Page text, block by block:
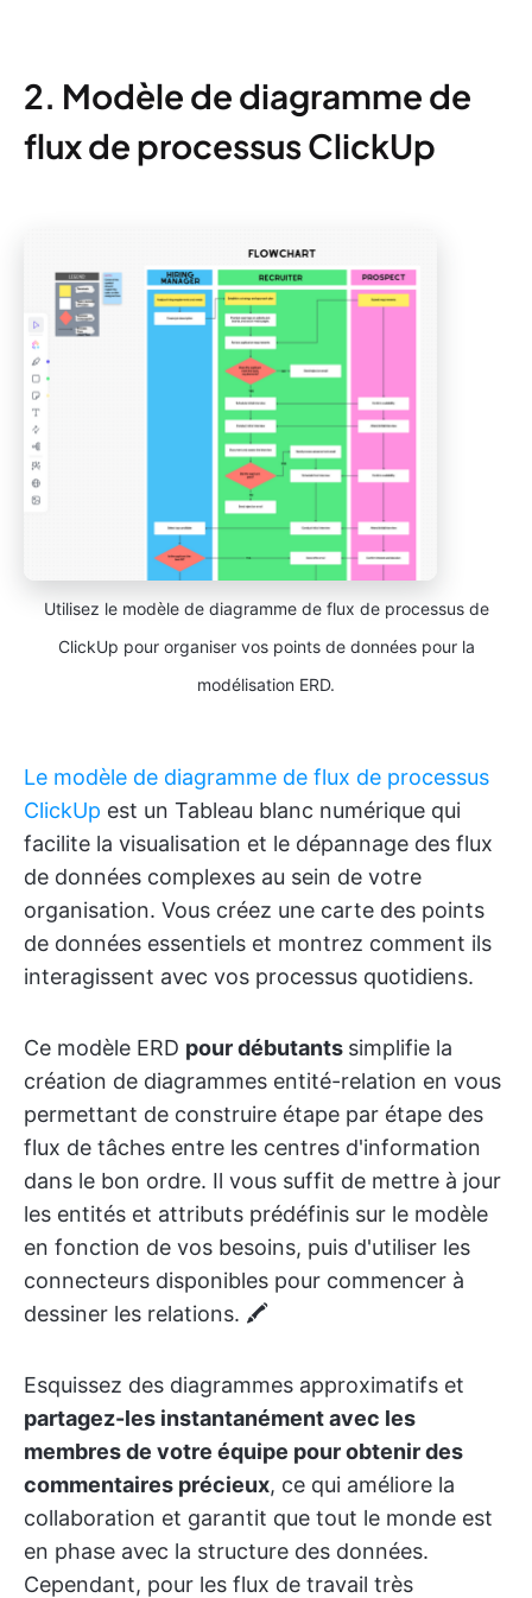
2. Modèle de diagramme de
flux de processus ClickUp
Utilisez le modèle de diagramme de flux de processus de
ClickUp pour organiser vos points de données pour la
modélisation ERD.
Le modèle de diagramme de flux de processus
ClickUp est un Tableau blanc numérique qui
facilite la visualisation et le dépannage des flux
de données complexes au sein de votre
organisation. Vous créez une carte des points
de données essentiels et montrez comment ils
interagissent avec vos processus quotidiens.
Ce modèle ERD pour débutants simplifie la
création de diagrammes entité-relation en vous
permettant de construire étape par étape des
flux de tâches entre les centres d'information
dans le bon ordre. Il vous suffit de mettre à jour
les entités et attributs prédéfinis sur le modèle
en fonction de vos besoins, puis d'utiliser les
connecteurs disponibles pour commencer à
dessiner les relations. 🖍️
Esquissez des diagrammes approximatifs et
partagez-les instantanément avec les
membres de votre équipe pour obtenir des
commentaires précieux, ce qui améliore la
collaboration et garantit que tout le monde est
en phase avec la structure des données.
Cependant, pour les flux de travail très